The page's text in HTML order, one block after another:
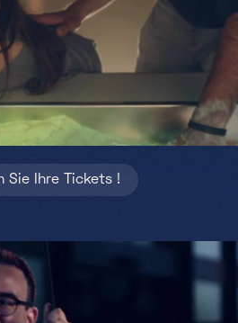
Ernest Dolibois
Sie Ihre Tickets !